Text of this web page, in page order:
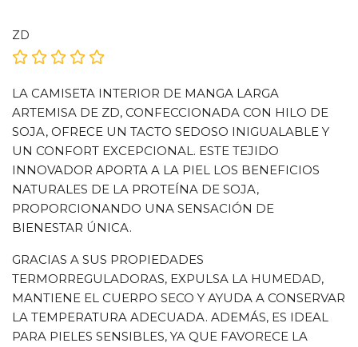
ZD
LA CAMISETA INTERIOR DE MANGA LARGA
ARTEMISA DE ZD, CONFECCIONADA CON HILO DE
SOJA, OFRECE UN TACTO SEDOSO INIGUALABLE Y
UN CONFORT EXCEPCIONAL. ESTE TEJIDO
INNOVADOR APORTA A LA PIEL LOS BENEFICIOS
NATURALES DE LA PROTEÍNA DE SOJA,
PROPORCIONANDO UNA SENSACIÓN DE
BIENESTAR ÚNICA.
GRACIAS A SUS PROPIEDADES
TERMORREGULADORAS, EXPULSA LA HUMEDAD,
MANTIENE EL CUERPO SECO Y AYUDA A CONSERVAR
LA TEMPERATURA ADECUADA. ADEMÁS, ES IDEAL
PARA PIELES SENSIBLES, YA QUE FAVORECE LA